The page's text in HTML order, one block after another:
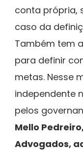
conta própria,
caso da
Também tem
para definir
metas. Nesse
independente
pelos
Mello
Advogados,